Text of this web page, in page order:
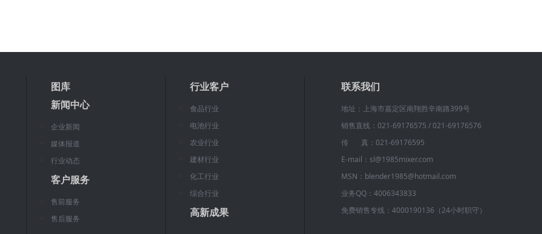
图库
新闻中心
企业新闻
媒体报道
行业动态
客户服务
售前服务
售后服务
行业客户
食品行业
电池行业
农业行业
建材行业
化工行业
综合行业
高新成果
联系我们
地址：上海市嘉定区南翔胜辛南路399号
销售直线：021-69176575 / 021-69176576
传 真：021-69176595
E-mail：sl@1985mixer.com
MSN：blender1985@hotmail.com
业务QQ：4006343833
免费销售专线：4000190136（24小时职守）